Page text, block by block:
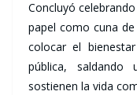
Concluyó
papel como cuna
colocar el
pública, saldando
sostienen la vida